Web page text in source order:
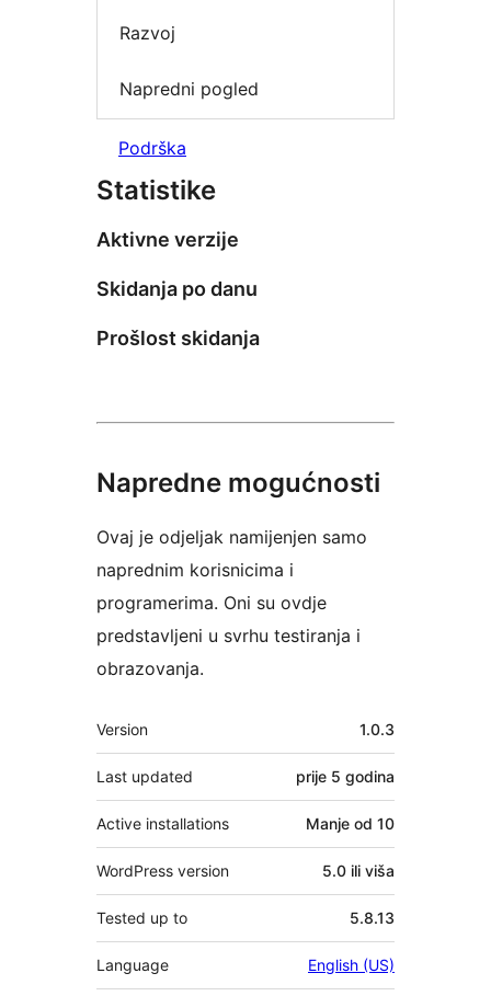
Razvoj
Napredni pogled
Podrška
Statistike
Aktivne verzije
Skidanja po danu
Prošlost skidanja
Napredne mogućnosti
Ovaj je odjeljak namijenjen samo
naprednim korisnicima i
programerima. Oni su ovdje
predstavljeni u svrhu testiranja i
obrazovanja.
Meta
Version 1.0.3
Last updated prije 5 godina
Active installations Manje od 10
WordPress version 5.0 ili viša
Tested up to 5.8.13
Language English (US)